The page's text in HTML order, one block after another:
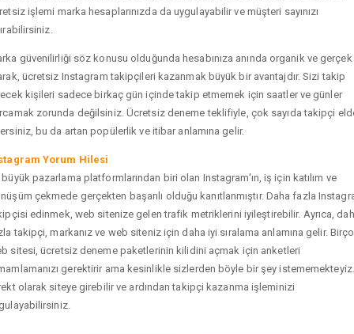
işlemi marka hesaplarınızda da uygulayabilir ve müşteri sayınızı
güvenilirliği söz konusu olduğunda hesabınıza anında organik ve gerçek
ücretsiz Instagram takipçileri kazanmak büyük bir avantajdır. Sizi takip
kişileri sadece birkaç gün içinde takip etmemek için saatler ve günler
zorunda değilsiniz. Ücretsiz deneme teklifiyle, çok sayıda takipçi
bu da artan popülerlik ve itibar anlamına gelir.
Yorum Hilesi
büyük pazarlama platformlarından biri olan Instagram'ın, iş için katılım ve
çekmede gerçekten başarılı olduğu kanıtlanmıştır. Daha fazla
edinmek, web sitenize gelen trafik metriklerini iyileştirebilir. Ayrıca,
takipçi, markanız ve web siteniz için daha iyi sıralama anlamına gelir.
sitesi, ücretsiz deneme paketlerinin kilidini açmak için anketleri
gerektirir ama kesinlikle sizlerden böyle bir şey istememekteyiz.
olarak siteye girebilir ve ardından takipçi kazanma işleminizi